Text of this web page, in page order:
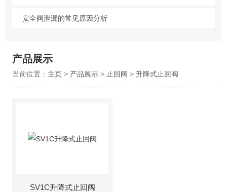
安全阀泄漏的常见原因分析
产品展示
当前位置： 主页> 产品展示> 止回阀 > 升降式止回阀
SV1C升降式止回阀